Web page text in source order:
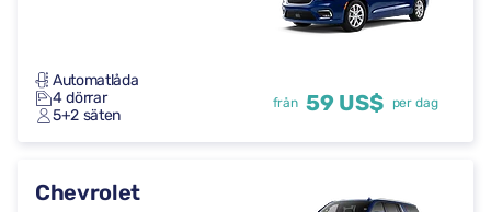
Automatlåda
4 dörrar
5+2 säten
från 59 US$ per dag
Chevrolet